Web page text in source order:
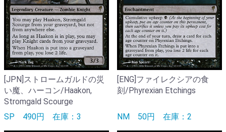
[JPN]ストロームガルドの災
い魔、ハーコン/Haakon,
Stromgald Scourge
SP 490円 在庫：3
[ENG]ファイレクシアの食
刻/Phyrexian Etchings
NM 50円 在庫：2